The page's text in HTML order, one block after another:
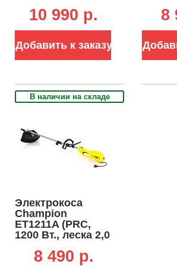
леска 1,6 мм, +
диск + нож, 5,5 кг.)
10 990 p.
Добавить к заказу
8
В наличии на складе
Электрокоса
Champion
ET1211A (PRC,
1200 Вт., леска 2,0
разбор. штанга,
ремень, 4,36 кг.)
8 490 p.